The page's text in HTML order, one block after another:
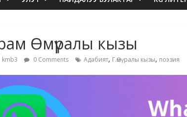
Өмүралы кызы
kmb3 0 Comments Адабият, Г.Өмүралы кызы, поэзия